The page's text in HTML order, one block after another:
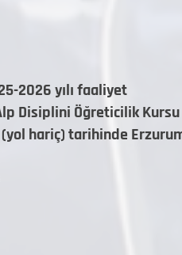
2026 yılı faaliyet
Disiplini Öğreticilik Kursu
hariç) tarihinde